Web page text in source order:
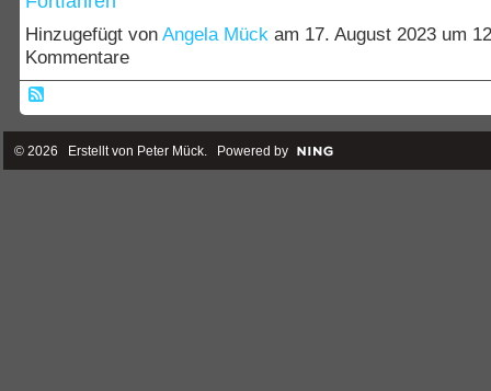
Hinzugefügt von Angela Mückam 17. August 2023 um
Kommentare
© 2026 Erstellt von Peter Mück. Powered by